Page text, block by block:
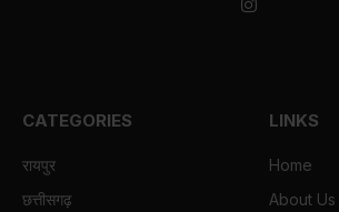
Instagram
CATEGORIES
रायपुर
छत्तीसगढ़
LINKS
Home
About Us